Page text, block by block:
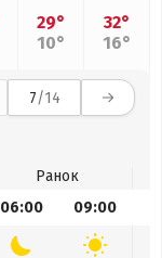
29°
10°
32°
16°
7/14
Ранок
06:00 09:00